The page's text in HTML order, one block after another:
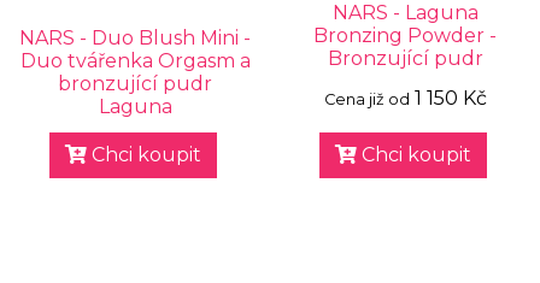
NARS - Duo Blush Mini -
Duo tvářenka Orgasm a
bronzující pudr
Laguna
Chci koupit
NARS - Laguna
Bronzing Powder -
Bronzující pudr
Cena již od 1 150 Kč
Chci koupit